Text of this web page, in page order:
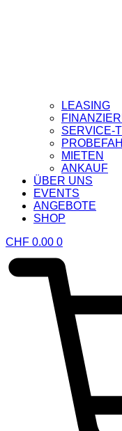
LEASING
SERVICE-
MIETEN
ANKAUF
ÜBER UNS
EVENTS
ANGEBOTE
SHOP
CHF 0.00 0